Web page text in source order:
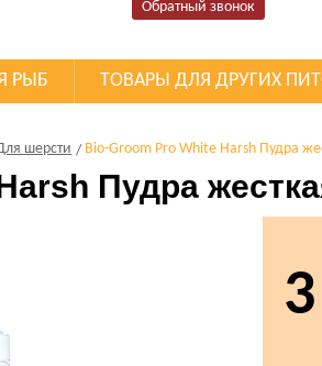
Обратный звонок
РЫБ ТОВАРЫ ДЛЯ ДРУГИХ
шерсти Bio-Groom Pro White Harsh Пудра
Пудра